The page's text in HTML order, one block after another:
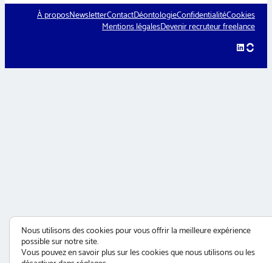
À proposNewsletterContactDéontologieConfidentialitéCookies
Mentions légalesDevenir recruteur freelance
LinkedIn
Nous utilisons des cookies pour vous offrir la meilleure expérience
possible sur notre site.
Vous pouvez en savoir plus sur les cookies que nous utilisons ou les